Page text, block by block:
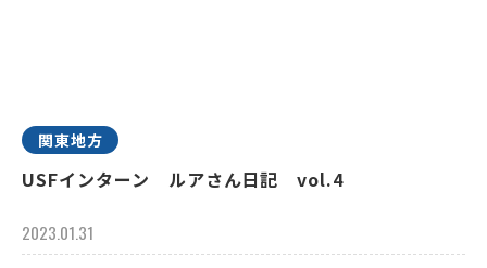
関東地方
USFインターン ルアさん日記 vol.4
2023.01.31